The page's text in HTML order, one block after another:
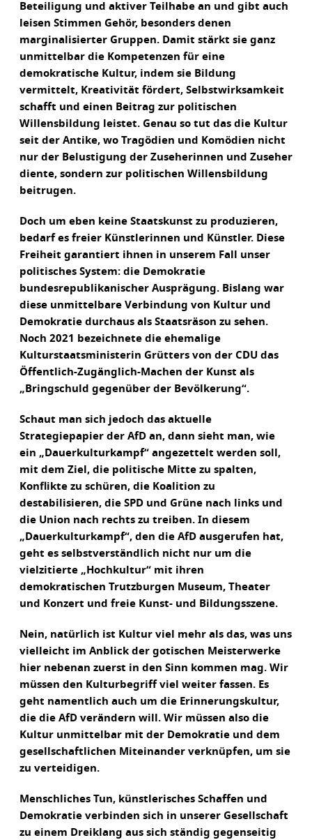
Beteiligung und aktiver Teilhabe an und gibt auch
leisen Stimmen Gehör, besonders denen
marginalisierter Gruppen. Damit stärkt sie ganz
unmittelbar die Kompetenzen für eine
demokratische Kultur, indem sie Bildung
vermittelt, Kreativität fördert, Selbstwirksamkeit
schafft und einen Beitrag zur politischen
Willensbildung leistet. Genau so tut das die Kultur
seit der Antike, wo Tragödien und Komödien nicht
nur der Belustigung der Zuseherinnen und Zuseher
diente, sondern zur politischen Willensbildung
beitrugen.
Doch um eben keine Staatskunst zu produzieren,
bedarf es freier Künstlerinnen und Künstler. Diese
Freiheit garantiert ihnen in unserem Fall unser
politisches System: die Demokratie
bundesrepublikanischer Ausprägung. Bislang war
diese unmittelbare Verbindung von Kultur und
Demokratie durchaus als Staatsräson zu sehen.
Noch 2021 bezeichnete die ehemalige
Kulturstaatsministerin Grütters von der CDU das
Öffentlich-Zugänglich-Machen der Kunst als
„Bringschuld gegenüber der Bevölkerung“.
Schaut man sich jedoch das aktuelle
Strategiepapier der AfD an, dann sieht man, wie
ein „Dauerkulturkampf“ angezettelt werden soll,
mit dem Ziel, die politische Mitte zu spalten,
Konflikte zu schüren, die Koalition zu
destabilisieren, die SPD und Grüne nach links und
die Union nach rechts zu treiben. In diesem
„Dauerkulturkampf“, den die AfD ausgerufen hat,
geht es selbstverständlich nicht nur um die
vielzitierte „Hochkultur“ mit ihren
demokratischen Trutzburgen Museum, Theater
und Konzert und freie Kunst- und Bildungsszene.
Nein, natürlich ist Kultur viel mehr als das, was uns
vielleicht im Anblick der gotischen Meisterwerke
hier nebenan zuerst in den Sinn kommen mag. Wir
müssen den Kulturbegriff viel weiter fassen. Es
geht namentlich auch um die Erinnerungskultur,
die die AfD verändern will. Wir müssen also die
Kultur unmittelbar mit der Demokratie und dem
gesellschaftlichen Miteinander verknüpfen, um sie
zu verteidigen.
Menschliches Tun, künstlerisches Schaffen und
Demokratie verbinden sich in unserer Gesellschaft
zu einem Dreiklang aus sich ständig gegenseitig